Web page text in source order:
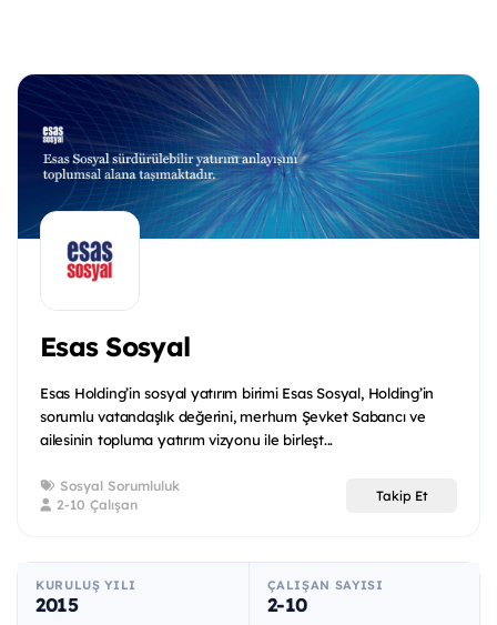
Esas Sosyal
Esas Holding’in sosyal yatırım birimi Esas Sosyal, Holding’in
sorumlu vatandaşlık değerini, merhum Şevket Sabancı ve
ailesinin topluma yatırım vizyonu ile birleşt...
Sosyal Sorumluluk
2-10 Çalışan
Takip Et
KURULUŞ YILI
2015
ÇALIŞAN SAYISI
2-10